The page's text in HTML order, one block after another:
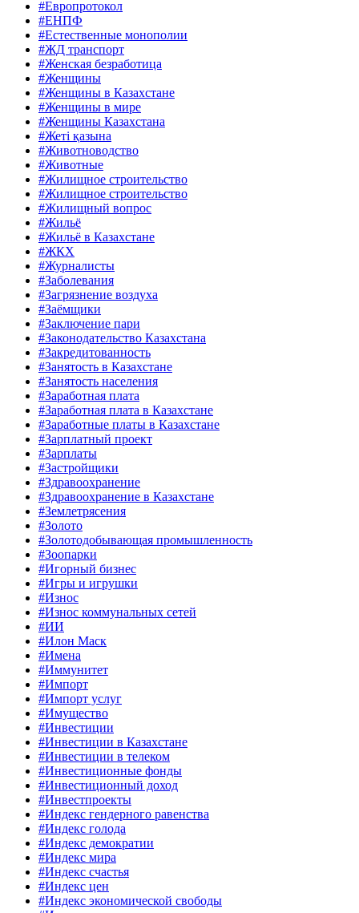
#Европротокол
#ЕНПФ
#Естественные монополии
#ЖД транспорт
#Женская безработица
#Женщины
#Женщины в Казахстане
#Женщины в мире
#Женщины Казахстана
#Жеті қазына
#Животноводство
#Животные
#Жилищное строительство
#Жилищное строительство
#Жилищный вопрос
#Жильё
#Жильё в Казахстане
#ЖКХ
#Журналисты
#Заболевания
#Загрязнение воздуха
#Заёмщики
#Заключение пари
#Законодательство Казахстана
#Закредитованность
#Занятость в Казахстане
#Занятость населения
#Заработная плата
#Заработная плата в Казахстане
#Заработные платы в Казахстане
#Зарплатный проект
#Зарплаты
#Застройщики
#Здравоохранение
#Здравоохранение в Казахстане
#Землетрясения
#Золото
#Золотодобывающая промышленность
#Зоопарки
#Игорный бизнес
#Игры и игрушки
#Износ
#Износ коммунальных сетей
#ИИ
#Илон Маск
#Имена
#Иммунитет
#Импорт
#Импорт услуг
#Имущество
#Инвестиции
#Инвестиции в Казахстане
#Инвестиции в телеком
#Инвестиционные фонды
#Инвестиционный доход
#Инвестпроекты
#Индекс гендерного равенства
#Индекс голода
#Индекс демократии
#Индекс мира
#Индекс счастья
#Индекс цен
#Индекс экономической свободы